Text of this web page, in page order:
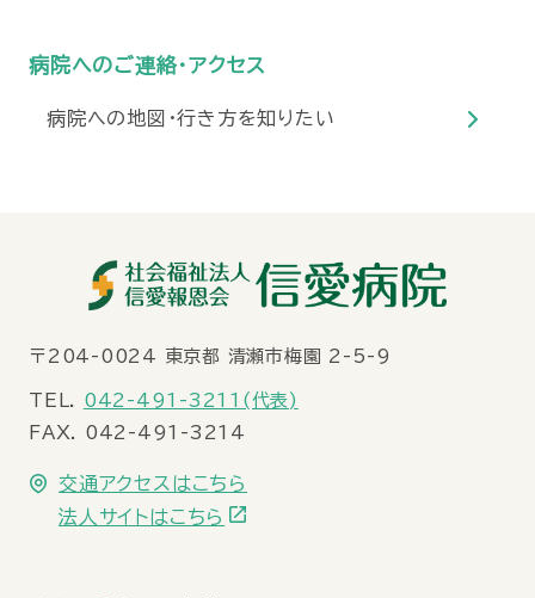
病院へのご連絡・アクセス
病院への地図・行き方を知りたい
〒 204-0024 東京都 清瀬市梅園 2-5-9
TEL. 042-491-3211(代表)
FAX. 042-491-3214
交通アクセスはこちら
法人サイトはこちら